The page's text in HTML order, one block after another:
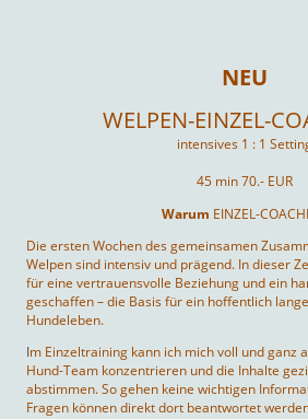
NEU
WELPEN-EINZEL-
intensives 1 : 1
45 min 70.- EUR
Warum EINZEL-
Die ersten Wochen des gemeinsamen
Welpen sind intensiv und prägend. In dieser
für eine vertrauensvolle Beziehung und ein
geschaffen – die Basis für ein hoffentlich
Hundeleben.
Im Einzeltraining kann ich mich voll und ganz
Hund-Team konzentrieren und die Inhalte
abstimmen. So gehen keine wichtigen
Fragen können direkt dort beantwortet